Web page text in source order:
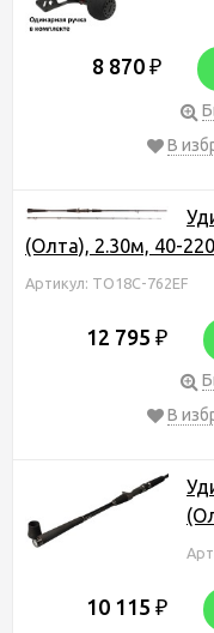
8 870 ₽
В
(Олта), 2.30м, 40-
Артикул: TO18C-762EF
12 795 ₽
В
10 115 ₽